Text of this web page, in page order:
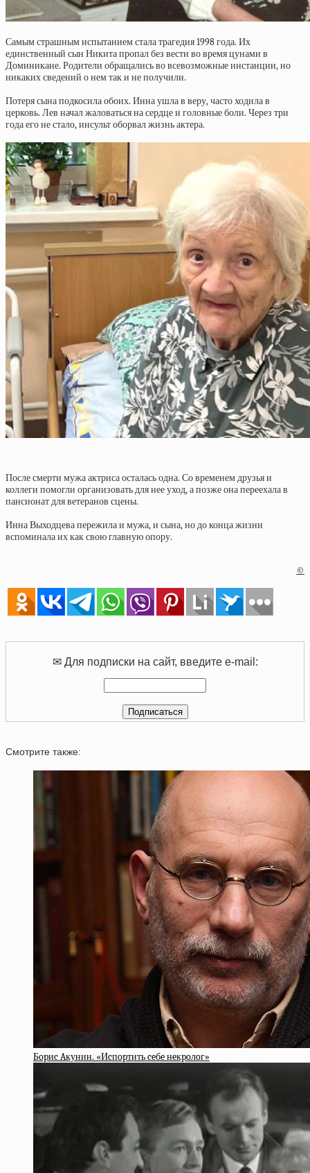
Самым страшным испытанием стала трагедия 1998 года. Их
единственный сын Никита пропал без вести во время цунами в
Доминикане. Родители обращались во всевозможные инстанции, но
никаких сведений о нем так и не получили.
Потеря сына подкосила обоих. Инна ушла в веру, часто ходила в
церковь. Лев начал жаловаться на сердце и головные боли. Через три
года его не стало, инсульт оборвал жизнь актера.
После смерти мужа актриса осталась одна. Со временем друзья и
коллеги помогли организовать для нее уход, а позже она переехала в
пансионат для ветеранов сцены.
Инна Выходцева пережила и мужа, и сына, но до конца жизни
вспоминала их как свою главную опору.
©
✉ Для подписки на сайт, введите e-mail:
Смотрите также:
Бopиc Aкунин. «Иcпopтить ceбe нeкpoлoг»